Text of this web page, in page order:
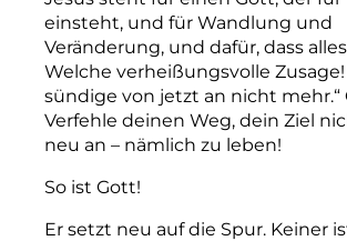
einsteht, und für Wandlung und
Veränderung, und dafür, dass
Welche verheißungsvolle Zusage!
sündige von jetzt an nicht mehr.“
Verfehle deinen Weg, dein Ziel
neu an – nämlich zu leben!
So ist Gott!
Er setzt neu auf die Spur. Keiner